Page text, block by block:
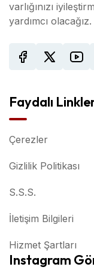
varlığınızı
yardımcı olacağız.
Faydalı
Çerezler
Gizlilik Politikası
S.S.S.
İletişim Bilgileri
Hizmet Şartları
Instagram